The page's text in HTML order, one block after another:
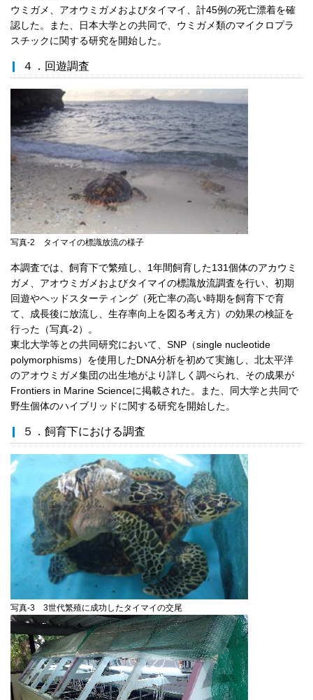
ウミガメ、アオウミガメおよびタイマイ、計45例の死亡漂着を確
認した。また、日本大学との共同で、ウミガメ類のマイクロプラ
スチックに関する研究を開始した。
４．回遊調査
写真-2 タイマイの標識放流の様子
本調査では、飼育下で繁殖し、1年間飼育した131個体のアカウミ
ガメ、アオウミガメおよびタイマイの標識放流調査を行い、初期
回遊やヘッドスターティング（死亡率の高い時期を飼育下で育
て、成長後に放流し、生存率向上を図る考え方）の効果の検証を
行った（写真-2）。
東北大学等との共同研究において、SNP（single nucleotide
polymorphisms）を使用したDNA分析を初めて実施し、北太平洋
のアオウミガメ集団の出生地がより詳しく調べられ、その成果が
Frontiers in Marine Scienceに掲載された。また、同大学と共同で
野生個体のハイブリッドに関する研究を開始した。
５．飼育下における調査
写真-3 3世代繁殖に成功したタイマイの交尾